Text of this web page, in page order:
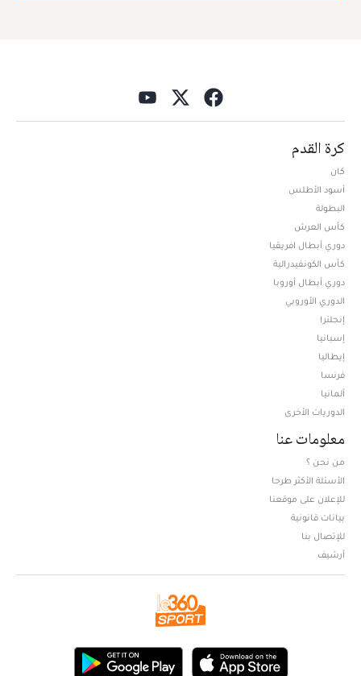
كرة القدم
كان
أسود الأطلس
البطولة
كأس العرش
دوري أبطال افريقيا
كأس الكونفيدرالية
دوري أبطال أوروبا
الدوري الأوروبي
إنجلترا
إسبانيا
إيطاليا
فرنسا
ألمانيا
الدوريات الأخرى
معلومات عنا
من نحن ؟
الأسئلة الأكثر طرحا
للإعلان على موقعنا
بيانات قانونية
للإتصال بنا
أرشيف